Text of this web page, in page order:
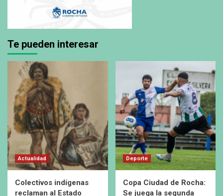
Te pueden interesar
Actualidad
Colectivos indígenas
reclaman al Estado
Deporte
Copa Ciudad de Rocha:
Se juega la segunda